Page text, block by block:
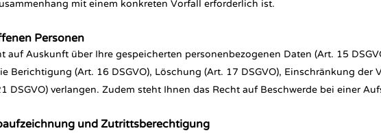
mit einem konkreten Vorfall erforderlich ist.
Personen
auf Auskunft über Ihre gespeicherten personenbezogenen Daten (Art. 15
Berichtigung (Art. 16 DSGVO), Löschung (Art. 17 DSGVO), Einschränkung
DSGVO) verlangen. Zudem steht Ihnen das Recht auf Beschwerde bei einer
und Zutrittsberechtigung